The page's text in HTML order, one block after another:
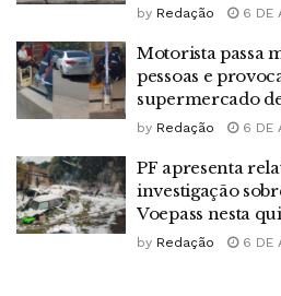
by Redação 6 DE
Motorista passa
pessoas e
supermercado
by Redação 6 DE
PF apresenta
investigação
Voepass nesta
by Redação 6 DE